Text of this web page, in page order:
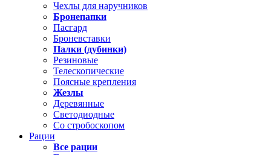
Чехлы для наручников
Бронепапки
Пасгард
Броневставки
Палки (дубинки)
Резиновые
Телескопические
Поясные крепления
Жезлы
Деревянные
Светодиодные
Со стробоскопом
Рации
Все рации